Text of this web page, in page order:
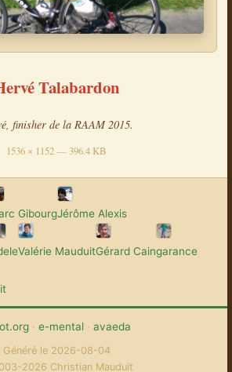
Talabardon
finisher de la RAAM 2015.
1536 × 1152 — 396.4 KB
GibourgJérôme Alexis
Valérie MauduitGérard Caingarance
· e-mental· avaeda
Généré le 2026-08-04
2026 Christian Mauduit